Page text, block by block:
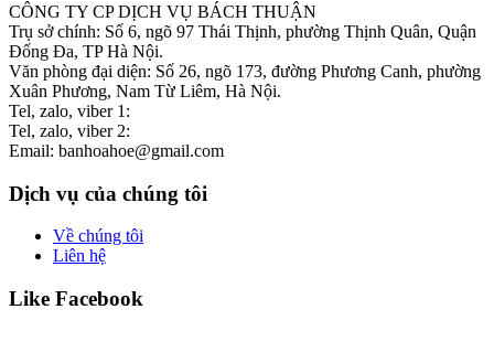
CÔNG TY CP DỊCH VỤ BÁCH THUẬN
Trụ sở chính: Số 6, ngõ 97 Thái Thịnh, phường Thịnh Quân, Quận
Đống Đa, TP Hà Nội.
Văn phòng đại diện: Số 26, ngõ 173, đường Phương Canh, phường
Xuân Phương, Nam Từ Liêm, Hà Nội.
Tel, zalo, viber 1:
Tel, zalo, viber 2:
Email: banhoahoe@gmail.com
Dịch vụ của chúng tôi
Về chúng tôi
Liên hệ
Like Facebook